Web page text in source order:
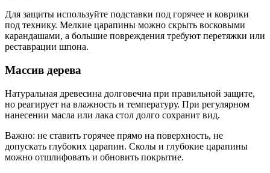
Для защиты используйте подставки под горячее и коврики
под технику. Мелкие царапины можно скрыть восковыми
карандашами, а большие повреждения требуют перетяжки или
реставрации шпона.
Массив дерева
Натуральная древесина долговечна при правильной защите,
но реагирует на влажность и температуру. При регулярном
нанесении масла или лака стол долго сохранит вид.
Важно: не ставить горячее прямо на поверхность, не
допускать глубоких царапин. Сколы и глубокие царапины
можно отшлифовать и обновить покрытие.